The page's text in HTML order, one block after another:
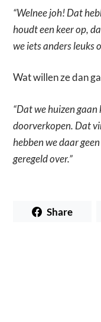
“Welnee joh! Dat
houdt een keer op,
we iets anders leuks
Wat willen ze dan
“Dat we huizen
doorverkopen. Dat
hebben we daar
geregeld over.”
Share